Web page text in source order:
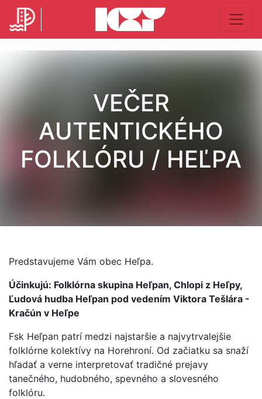
VEČER
AUTENTICKÉHO
FOLKLÓRU / HEĽPA
Predstavujeme Vám obec Heľpa.
Účinkujú: Folklórna skupina Heľpan, Chlopi z Heľpy,
Ľudová hudba Heľpan pod vedením Viktora Tešlára -
Kračún v Heľpe
Fsk Heľpan patrí medzi najstaršie a najvytrvalejšie
folklórne kolektívy na Horehroní. Od začiatku sa snaží
hľadať a verne interpretovať tradičné prejavy
tanečného, hudobného, spevného a slovesného
folklóru.